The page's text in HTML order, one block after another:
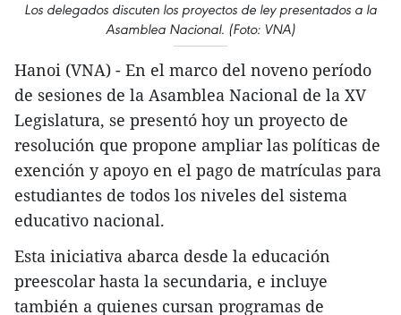
Los delegados discuten los proyectos de ley presentados a la
Asamblea Nacional. (Foto: VNA)
Hanoi (VNA) - En el marco del noveno período
de sesiones de la Asamblea Nacional de la XV
Legislatura, se presentó hoy un proyecto de
resolución que propone ampliar las políticas de
exención y apoyo en el pago de matrículas para
estudiantes de todos los niveles del sistema
educativo nacional.
Esta iniciativa abarca desde la educación
preescolar hasta la secundaria, e incluye
también a quienes cursan programas de